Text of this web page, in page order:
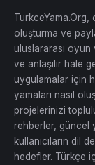
TurkceYama.Org,
oluşturma ve
uluslararası oyun
ve anlaşılır hale
uygulamalar için
yamaları nasıl
projelerinizi
rehberler, güncel
kullanıcıların dil
hedefler. Türkçe